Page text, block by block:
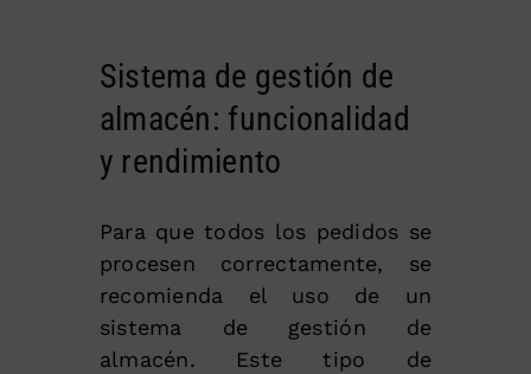
Sistema de gestión de
almacén: funcionalidad
y rendimiento
Para que todos los pedidos se
procesen correctamente, se
recomienda el uso de un
sistema de gestión de
almacén. Este tipo de